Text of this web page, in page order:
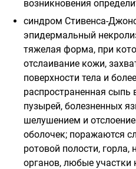
возникновения
синдром Стивенса-
эпидермальный
тяжелая форма, при
отслаивание кожи,
поверхности тела и
распространенная сыпь
пузырей, болезненных
шелушением и
оболочек; поражаются
ротовой полости, горла,
органов, любые участки